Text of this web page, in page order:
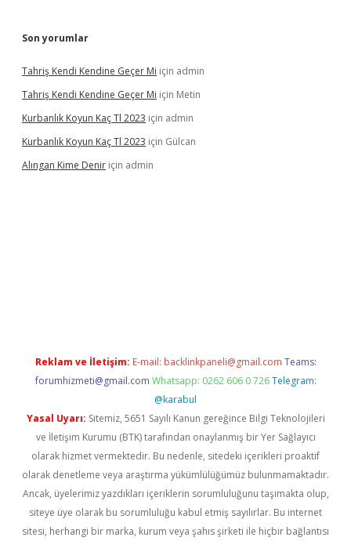
Son yorumlar
Tahriş Kendi Kendine Geçer Mi için admin
Tahriş Kendi Kendine Geçer Mi için Metin
Kurbanlık Koyun Kaç Tl 2023 için admin
Kurbanlık Koyun Kaç Tl 2023 için Gülcan
Alıngan Kime Denir için admin
Reklam ve İletişim: E-mail: backlinkpaneli@gmail.com Teams:
forumhizmeti@gmail.com Whatsapp: 0262 606 0 726 Telegram:
@karabul
Yasal Uyarı: Sitemiz, 5651 Sayılı Kanun gereğince Bilgi Teknolojileri
ve İletişim Kurumu (BTK) tarafından onaylanmış bir Yer Sağlayıcı
olarak hizmet vermektedir. Bu nedenle, sitedeki içerikleri proaktif
olarak denetleme veya araştırma yükümlülüğümüz bulunmamaktadır.
Ancak, üyelerimiz yazdıkları içeriklerin sorumluluğunu taşımakta olup,
siteye üye olarak bu sorumluluğu kabul etmiş sayılırlar. Bu internet
sitesi, herhangi bir marka, kurum veya şahıs şirketi ile hiçbir bağlantısı